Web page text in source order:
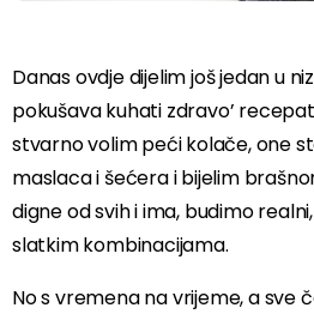
Danas ovdje dijelim još jedan u
pokušava kuhati zdravo’
stvarno volim peći kolače, one
maslaca i šećera i bijelim
digne od svih i ima, budimo
slatkim kombinacijama.
No s vremena na vrijeme, a sve